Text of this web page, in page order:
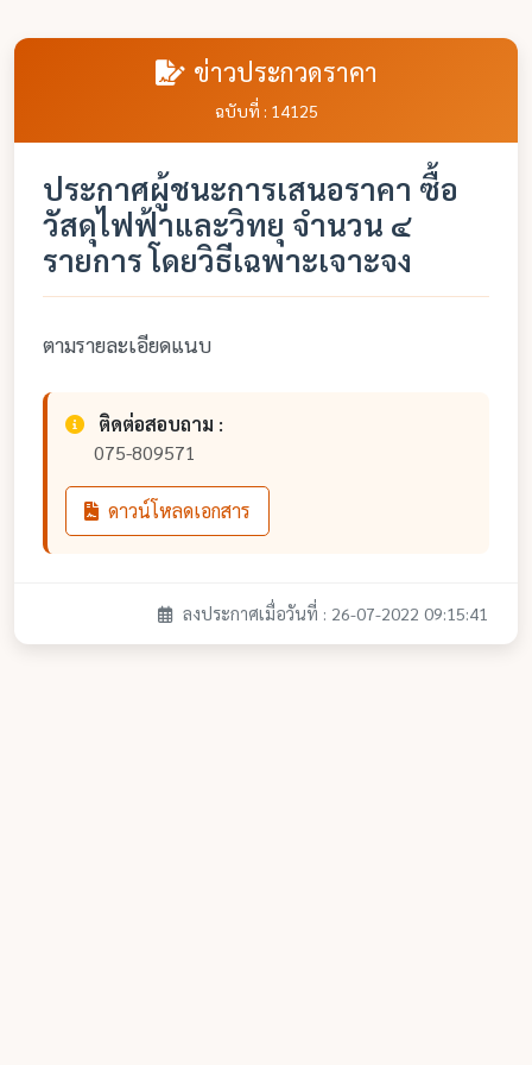
ข่าวประกวดราคา
ฉบับที่ : 14125
ประกาศผู้ชนะการเสนอราคา ซื้อ
วัสดุไฟฟ้าและวิทยุ จำนวน ๔
รายการ โดยวิธีเฉพาะเจาะจง
ตามรายละเอียดแนบ
ติดต่อสอบถาม :
075-809571
ดาวน์โหลดเอกสาร
ลงประกาศเมื่อวันที่ : 26-07-2022 09:15:41